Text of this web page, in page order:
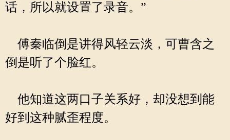
话，所以就设置了录音。”
傅秦临倒是讲得风轻云淡，可曹含之
倒是听了个脸红。
他知道这两口子关系好，却没想到能
好到这种腻歪程度。